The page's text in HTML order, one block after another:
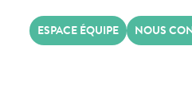
ESPACE ÉQUIPE NOUS